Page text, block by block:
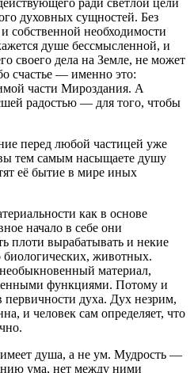
духовных сущностей. Без
собственной необходимости
душе бессмысленной, и
своего дела на Земле, не может
счастье — именно это:
части Мироздания. А
радостью — для того, чтобы
перед любой частицей уже
тем самым насыщаете душу
её бытие в мире иных
как в основе
начало в себе они
плоти вырабатывать и некие
животных.
материал,
функциями. Потому и
духа. Дух незрим,
и человек сам определяет, что
душа, а не ум. Мудрость —
ума, нет между ними